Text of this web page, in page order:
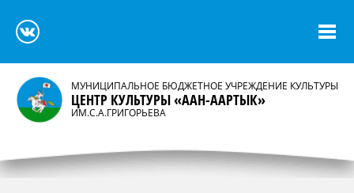
МУНИЦИПАЛЬНОЕ БЮДЖЕТНОЕ УЧРЕЖДЕНИЕ КУЛЬТУРЫ
ЦЕНТР КУЛЬТУРЫ «ААН-ААРТЫК»
ИМ.С.А.ГРИГОРЬЕВА